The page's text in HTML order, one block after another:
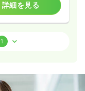
詳細を見る
1